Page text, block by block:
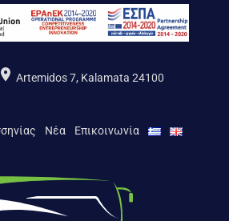
Artemidos 7, Kalamata 24100
Νέα Επικοινωνία